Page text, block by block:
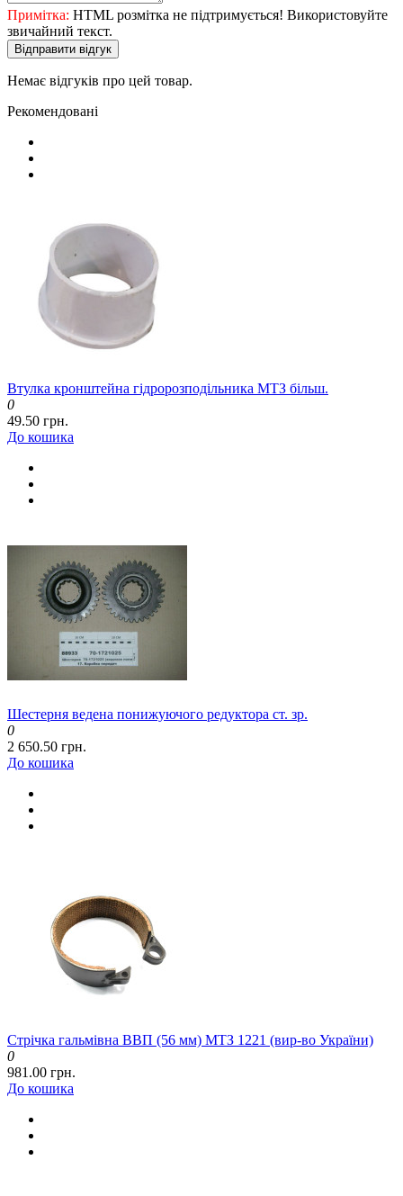
Примітка: HTML розмітка не підтримується! Використовуйте
звичайний текст.
Відправити відгук
Немає відгуків про цей товар.
Рекомендовані
Втулка кронштейна гідророзподільника МТЗ більш.
0
49.50 грн.
До кошика
Шестерня ведена понижуючого редуктора ст. зр.
0
2 650.50 грн.
До кошика
Стрічка гальмівна ВВП (56 мм) МТЗ 1221 (вир-во України)
0
981.00 грн.
До кошика